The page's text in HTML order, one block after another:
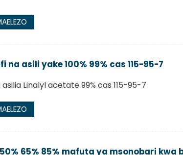
na asili yake 100% 99% cas 115-95-7
asilia Linalyl acetate 99% cas 115-95-7
65% 85% mafuta ya msonobari kwa